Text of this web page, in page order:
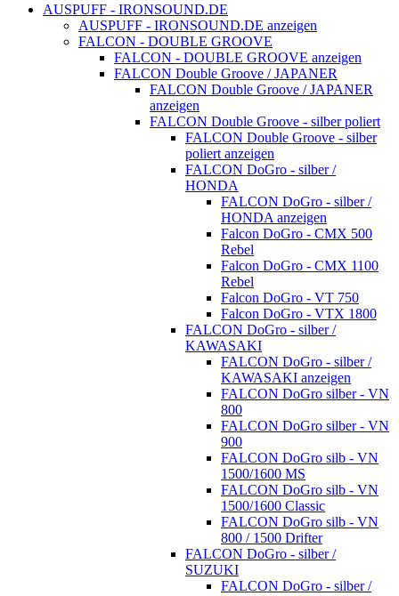
AUSPUFF - IRONSOUND.DE
AUSPUFF - IRONSOUND.DE anzeigen
FALCON - DOUBLE GROOVE
FALCON - DOUBLE GROOVE anzeigen
FALCON Double Groove / JAPANER
FALCON Double Groove / JAPANER
anzeigen
FALCON Double Groove - silber poliert
FALCON Double Groove - silber
poliert anzeigen
FALCON DoGro - silber /
HONDA
FALCON DoGro - silber /
HONDA anzeigen
Falcon DoGro - CMX 500
Rebel
Falcon DoGro - CMX 1100
Rebel
Falcon DoGro - VT 750
Falcon DoGro - VTX 1800
FALCON DoGro - silber /
KAWASAKI
FALCON DoGro - silber /
KAWASAKI anzeigen
FALCON DoGro silber - VN
800
FALCON DoGro silber - VN
900
FALCON DoGro silb - VN
1500/1600 MS
FALCON DoGro silb - VN
1500/1600 Classic
FALCON DoGro silb - VN
800 / 1500 Drifter
FALCON DoGro - silber /
SUZUKI
FALCON DoGro - silber /